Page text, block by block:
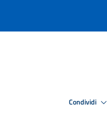
Condividi